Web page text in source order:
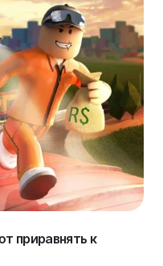
приравнять к